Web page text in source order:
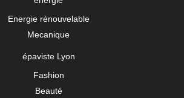
Energie rénouvelable
Mecanique
épaviste Lyon
Fashion
Beauté